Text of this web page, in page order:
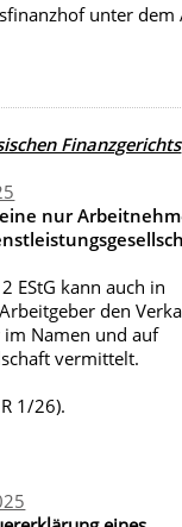
unter dem
Finanzgerichts
nur
EStG kann auch in
den
Namen und auf
vermittelt.
1/26).